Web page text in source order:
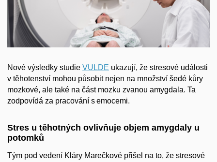
Nové výsledky studie VULDE ukazují, že stresové události
v těhotenství mohou působit nejen na množství šedé kůry
mozkové, ale také na část mozku zvanou amygdala. Ta
zodpovídá za pracování s emocemi.
Stres u těhotných ovlivňuje objem amygdaly u
potomků
Tým pod vedení Kláry Marečkové přišel na to, že stresové